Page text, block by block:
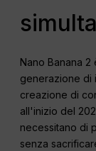
Nano Banana
generazione di
creazione di
all'inizio del
necessitano di
senza